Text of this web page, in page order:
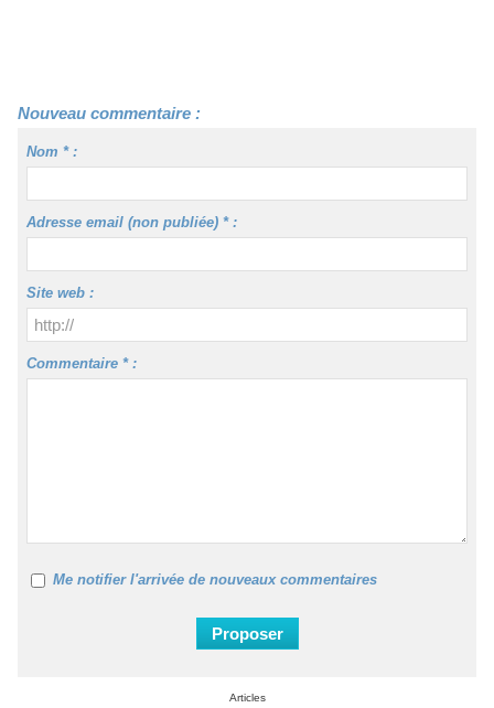
Nouveau commentaire :
Nom * :
Adresse email (non publiée) * :
Site web :
Commentaire * :
Me notifier l'arrivée de nouveaux commentaires
Articles